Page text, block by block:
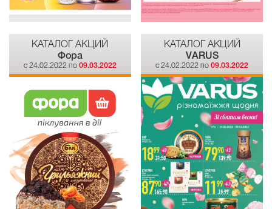
КАТАЛОГ АКЦИЙ
Фора
c 24.02.2022 по 09.03.2022
КАТАЛОГ АКЦИЙ
VARUS
c 24.02.2022 по09.03.2022